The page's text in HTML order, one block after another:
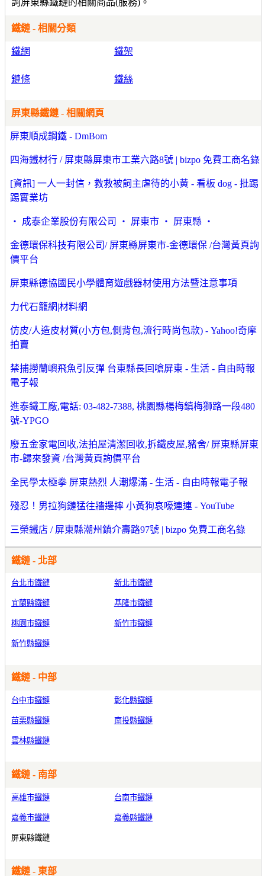
詢屏東縣鐵鏈的相關商品(服務)。
鐵鏈 - 相關分類
鐵網 鐵架
鏈條 鐵絲
屏東縣鐵鏈 - 相關網頁
屏東順成鋼鐵 - DmBom
四海鐵材行 / 屏東縣屏東市工業六路8號 | bizpo 免費工商名錄
[資訊] 一人一封信，救救被飼主虐待的小黃 - 看板 dog - 批踢
踢實業坊
‧ 成泰企業股份有限公司 ‧ 屏東市 ‧ 屏東縣 ‧
金德環保科技有限公司/ 屏東縣屏東市-金德環保 /台灣黃頁詢
價平台
屏東縣德協國民小學體育遊戲器材使用方法暨注意事項
力代石籠網|材料網
仿皮/人造皮材質(小方包,側背包,流行時尚包款) - Yahoo!奇摩
拍賣
禁捕撈蘭嶼飛魚引反彈 台東縣長回嗆屏東 - 生活 - 自由時報
電子報
進泰鐵工廠,電話: 03-482-7388, 桃園縣楊梅鎮梅獅路一段480
號-YPGO
廢五金家電回收,法拍屋清潔回收,拆鐵皮屋,豬舍/ 屏東縣屏東
市-歸來發資 /台灣黃頁詢價平台
全民學太極拳 屏東熱烈 人潮爆滿 - 生活 - 自由時報電子報
殘忍！男拉狗鏈猛往牆邊摔 小黃狗哀嚎連連 - YouTube
三榮鐵店 / 屏東縣潮州鎮介壽路97號 | bizpo 免費工商名錄
鐵鏈 - 北部
台北市鐵鏈 新北市鐵鏈
宜蘭縣鐵鏈 基隆市鐵鏈
桃園市鐵鏈 新竹市鐵鏈
新竹縣鐵鏈
鐵鏈 - 中部
台中市鐵鏈 彰化縣鐵鏈
苗栗縣鐵鏈 南投縣鐵鏈
雲林縣鐵鏈
鐵鏈 - 南部
高雄市鐵鏈 台南市鐵鏈
嘉義市鐵鏈 嘉義縣鐵鏈
屏東縣鐵鏈
鐵鏈 - 東部